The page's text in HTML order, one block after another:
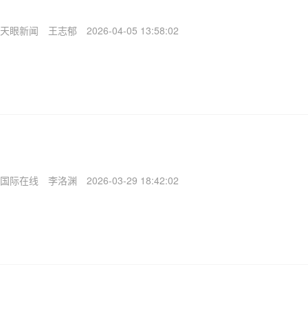
天眼新闻 王志郁 2026-04-05 13:58:02
国际在线 李洛渊 2026-03-29 18:42:02